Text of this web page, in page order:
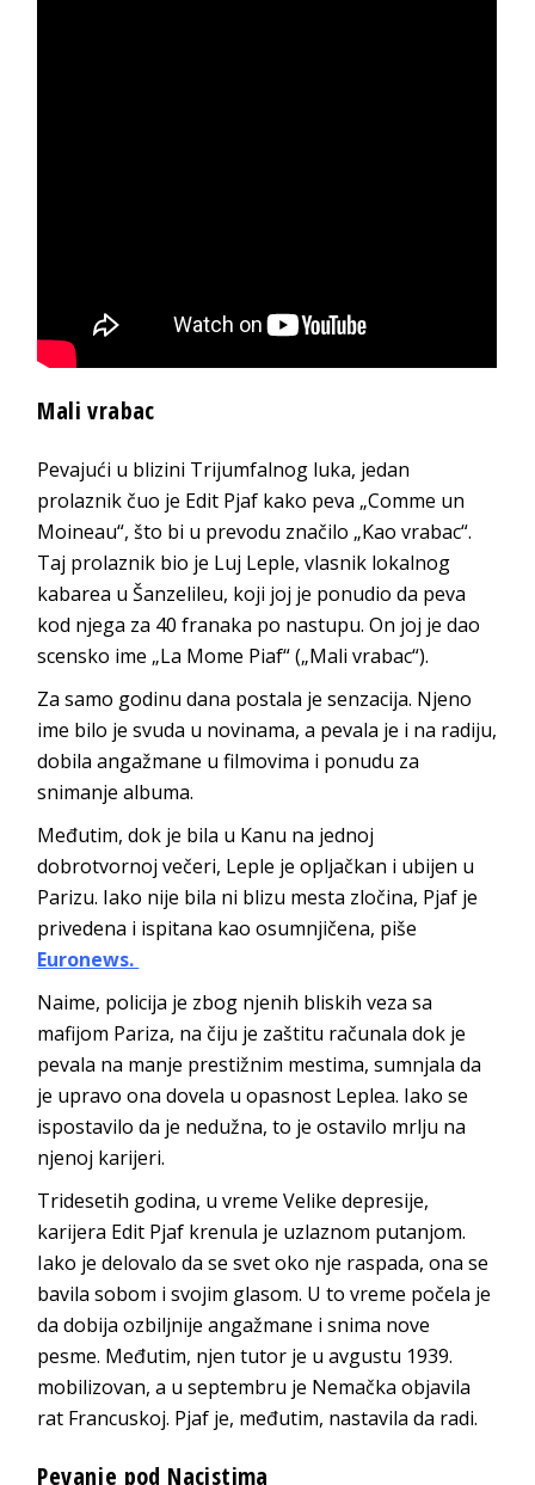
Mali vrabac
Pevajući u blizini Trijumfalnog luka, jedan
prolaznik čuo je Edit Pjaf kako peva „Comme un
Moineau“, što bi u prevodu značilo „Kao vrabac“.
Taj prolaznik bio je Luj Leple, vlasnik lokalnog
kabarea u Šanzelileu, koji joj je ponudio da peva
kod njega za 40 franaka po nastupu. On joj je dao
scensko ime „La Mome Piaf“ („Mali vrabac“).
Za samo godinu dana postala je senzacija. Njeno
ime bilo je svuda u novinama, a pevala je i na radiju,
dobila angažmane u filmovima i ponudu za
snimanje albuma.
Međutim, dok je bila u Kanu na jednoj
dobrotvornoj večeri, Leple je opljačkan i ubijen u
Parizu. Iako nije bila ni blizu mesta zločina, Pjaf je
privedena i ispitana kao osumnjičena, piše
Euronews.
Naime, policija je zbog njenih bliskih veza sa
mafijom Pariza, na čiju je zaštitu računala dok je
pevala na manje prestižnim mestima, sumnjala da
je upravo ona dovela u opasnost Leplea. Iako se
ispostavilo da je nedužna, to je ostavilo mrlju na
njenoj karijeri.
Tridesetih godina, u vreme Velike depresije,
karijera Edit Pjaf krenula je uzlaznom putanjom.
Iako je delovalo da se svet oko nje raspada, ona se
bavila sobom i svojim glasom. U to vreme počela je
da dobija ozbiljnije angažmane i snima nove
pesme. Međutim, njen tutor je u avgustu 1939.
mobilizovan, a u septembru je Nemačka objavila
rat Francuskoj. Pjaf je, međutim, nastavila da radi.
Pevanje pod Nacistima